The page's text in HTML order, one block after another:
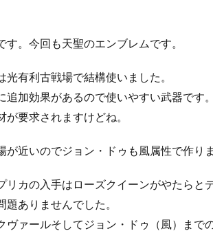
。今回も天聖のエンブレムです。
有利古戦場で結構使いました。
追加効果があるので使いやすい武器です
要求されますけどね。
近いのでジョン・ドゥも風属性で作りま
リカの入手はローズクイーンがやたらと
ありませんでした。
ヴァールそしてジョン・ドゥ（風）まで